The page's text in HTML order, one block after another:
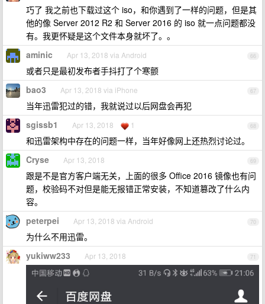
巧了 我之前也下载过这个 iso，和你遇到了一样的问题，但是其
他的像 Server 2012 R2 和 Server 2016 的 iso 就一点问题都没
有。我更怀疑是这个文件本身就坏了。。
66
aminic Apr 13, 2018 via Android
或者只是最初发布者手抖打了个寒颤
67
bao3 Apr 13, 2018 via iPhone
当年迅雷犯过的错，我就说过以后网盘会再犯
68
sgissb1 Apr 13, 2018 1
和迅雷架构中存在的问题一样，当年好像网上还热烈讨论过。
69
Cryse Apr 13, 2018
跟是不是官方客户端无关，上面的很多 Office 2016 镜像也有问
题，校验码不对但是能无报错正常安装，不知道篡改了什么内
容。
70
peterpei Apr 13, 2018 via Android
为什么不用迅雷。
71
yukiww233 Apr 13, 2018